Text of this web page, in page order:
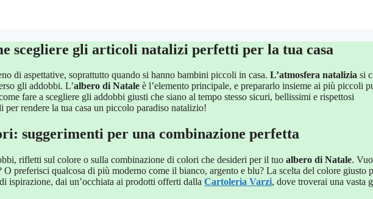
scegliere gli articoli natalizi perfetti per la tua casa
di aspettative, soprattutto quando si hanno bambini piccoli in casa. L’atmosfera natalizia si
gli addobbi. L’albero di Natale è l’elemento principale, e prepararlo insieme ai più piccoli
fare a scegliere gli addobbi giusti che siano al tempo stesso sicuri, bellissimi e rispettosi
rendere la tua casa un piccolo paradiso natalizio!
suggerimenti per una combinazione perfetta
rifletti sul colore o sulla combinazione di colori che desideri per il tuo albero di Natale.
O preferisci qualcosa di più moderno come il bianco, argento e blu? La scelta del colore giusto
ispirazione, dai un’occhiata ai prodotti offerti dalla Cartoleria Varzi, dove troverai una vasta